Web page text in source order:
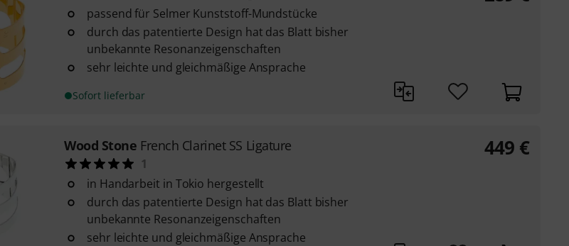
passend für Selmer Kunststoff-Mundstücke
durch das patentierte Design hat das Blatt bisher
unbekannte Resonanzeigenschaften
sehr leichte und gleichmäßige Ansprache
Sofort lieferbar
Wood Stone French Clarinet SS Ligature
1
in Handarbeit in Tokio hergestellt
durch das patentierte Design hat das Blatt bisher
unbekannte Resonanzeigenschaften
sehr leichte und gleichmäßige Ansprache
449 €